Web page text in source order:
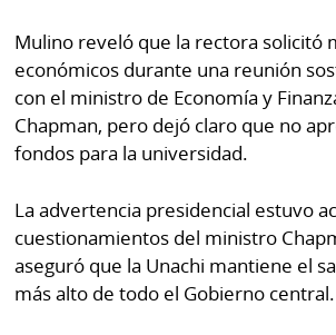
Mulino reveló que la rectora solicitó
económicos durante una reunión
con el ministro de Economía y
Chapman, pero dejó claro que no
fondos para la universidad.
La advertencia presidencial estuvo
cuestionamientos del ministro
aseguró que la Unachi mantiene el
más alto de todo el Gobierno central.